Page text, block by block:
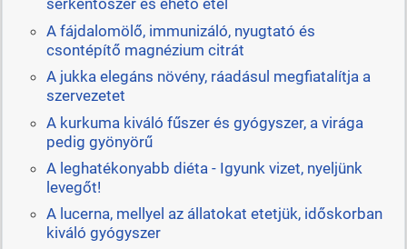
serkentőszer és ehető étel
A fájdalomölő, immunizáló, nyugtató és
csontépítő magnézium citrát
A jukka elegáns növény, ráadásul megfiatalítja a
szervezetet
A kurkuma kiváló fűszer és gyógyszer, a virága
pedig gyönyörű
A leghatékonyabb diéta - Igyunk vizet, nyeljünk
levegőt!
A lucerna, mellyel az állatokat etetjük, időskorban
kiváló gyógyszer